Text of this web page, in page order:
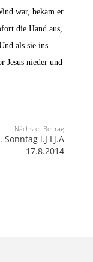
war, bekam er
die Hand aus,
als sie ins
Jesus nieder und
Nächster Beitrag
Sonntag i.J Lj.A
17.8.2014